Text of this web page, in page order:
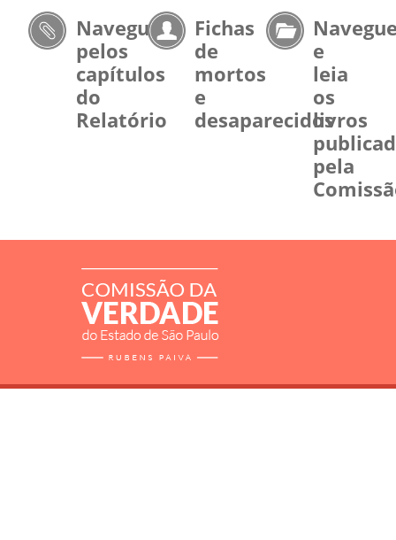
Navegue
pelos
capítulos
do
Relatório
Fichas
de
mortos
e
desaparecidos
e
leia
os
livros
pela